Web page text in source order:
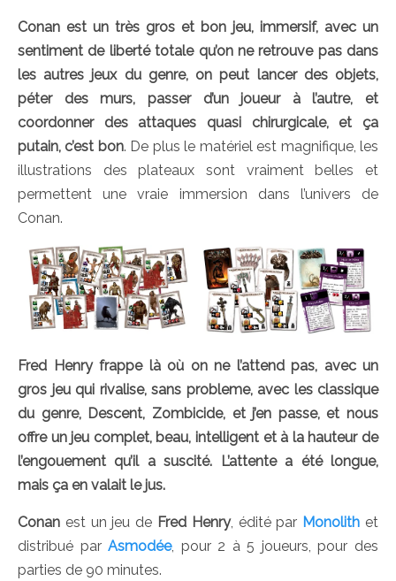
Conan est un très gros et bon jeu, immersif, avec un
sentiment de liberté totale qu’on ne retrouve pas dans
les autres jeux du genre, on peut lancer des objets,
péter des murs, passer d’un joueur à l’autre, et
coordonner des attaques quasi chirurgicale, et ça
putain, c’est bon. De plus le matériel est magnifique, les
illustrations des plateaux sont vraiment belles et
permettent une vraie immersion dans l’univers de
Conan.
Fred Henry frappe là où on ne l’attend pas, avec un
gros jeu qui rivalise, sans probleme, avec les classique
du genre, Descent, Zombicide, et j’en passe, et nous
offre un jeu complet, beau, intelligent et à la hauteur de
l’engouement qu’il a suscité. L’attente a été longue,
mais ça en valait le jus.
Conan est un jeu de Fred Henry, édité par Monolith et
distribué parAsmodée, pour 2 à 5 joueurs, pour des
parties de 90 minutes.